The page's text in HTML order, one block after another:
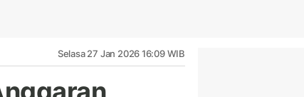
Selasa 27 Jan 2026 16:09 WIB